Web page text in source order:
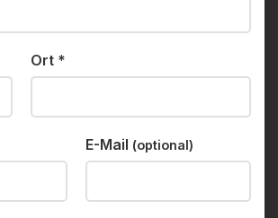
Ort *
E-Mail (optional)